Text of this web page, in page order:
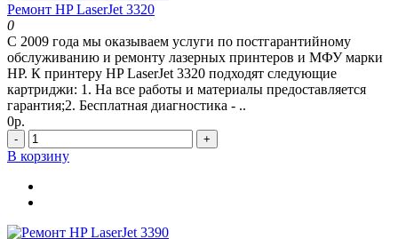
Ремонт HP LaserJet 3320
0
С 2009 года мы оказываем услуги по постгарантийному
обслуживанию и ремонту лазерных принтеров и МФУ марки
HP. К принтеру HP LaserJet 3320 подходят следующие
картриджи: 1. На все работы и материалы предоставляется
гарантия;2. Бесплатная диагностика - ..
0р.
- +
В корзину